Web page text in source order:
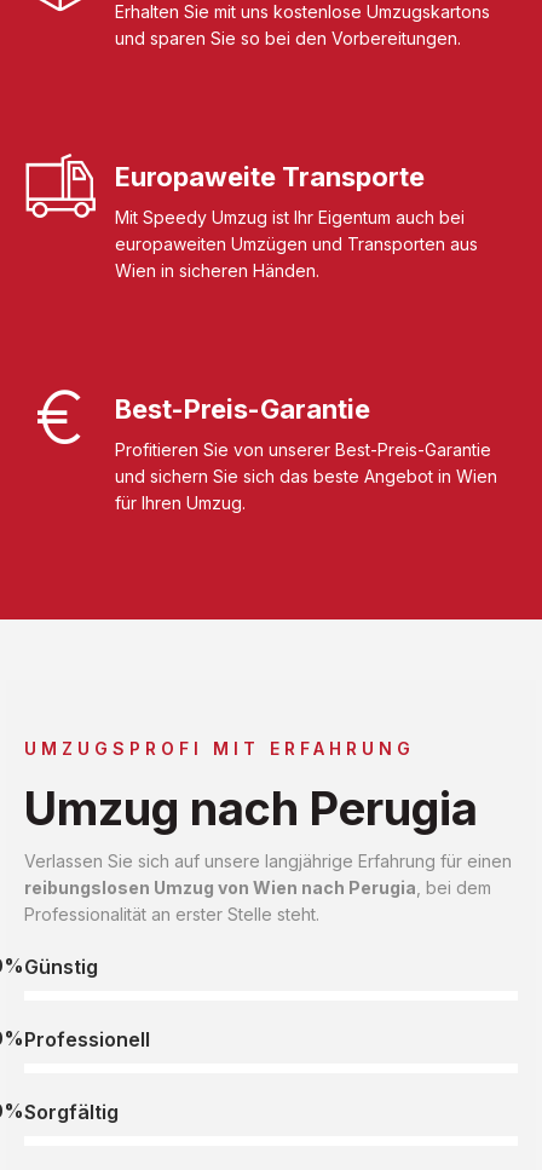
Erhalten Sie mit uns kostenlose Umzugskartons
und sparen Sie so bei den Vorbereitungen.
Europaweite Transporte
Mit Speedy Umzug ist Ihr Eigentum auch bei
europaweiten Umzügen und Transporten aus
Wien in sicheren Händen.
Best-Preis-Garantie
Profitieren Sie von unserer Best-Preis-Garantie
und sichern Sie sich das beste Angebot in Wien
für Ihren Umzug.
UMZUGSPROFI MIT ERFAHRUNG
Umzug nach Perugia
Verlassen Sie sich auf unsere langjährige Erfahrung für einen
reibungslosen Umzug von Wien nach Perugia , bei dem
Professionalität an erster Stelle steht.
Günstig
Professionell
Sorgfältig